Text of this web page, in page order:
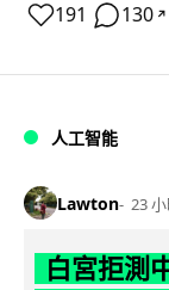
191 130 ↗
人工智能
Lawton 23
白宮拒測